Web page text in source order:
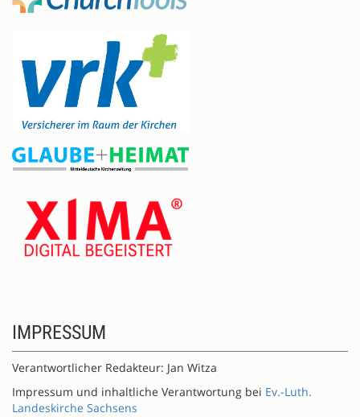
IMPRESSUM
Verantwortlicher Redakteur: Jan Witza
Impressum und inhaltliche Verantwortung bei Ev.-Luth.
Landeskirche Sachsens